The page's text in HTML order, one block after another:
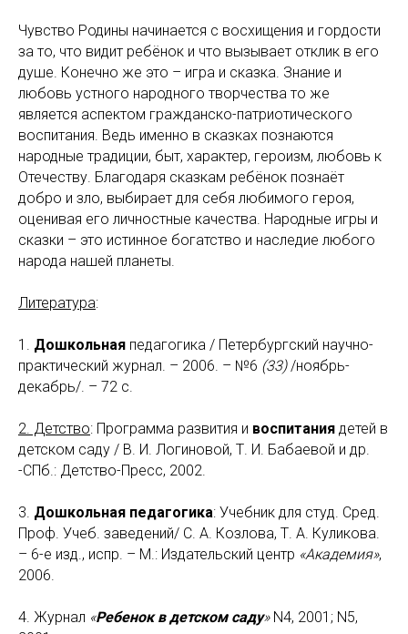
Чувство Родины начинается с восхищения и гордости
за то, что видит ребёнок и что вызывает отклик в его
душе. Конечно же это – игра и сказка. Знание и
любовь устного народного творчества то же
является аспектом гражданско-патриотического
воспитания. Ведь именно в сказках познаются
народные традиции, быт, характер, героизм, любовь к
Отечеству. Благодаря сказкам ребёнок познаёт
добро и зло, выбирает для себя любимого героя,
оценивая его личностные качества. Народные игры и
сказки – это истинное богатство и наследие любого
народа нашей планеты.
Литература:
1. Дошкольная педагогика / Петербургский научно-
практический журнал. – 2006. – №6 (33)/ноябрь-
декабрь/. – 72 с.
2. Детство: Программа развития и воспитания детей в
детском саду / В. И. Логиновой, Т. И. Бабаевой и др.
-СПб.: Детство-Пресс, 2002.
3. Дошкольная педагогика: Учебник для студ. Сред.
Проф. Учеб. заведений/ С. А. Козлова, Т. А. Куликова.
– 6-е изд., испр. – М.: Издательский центр «Академия»,
2006.
4. Журнал «Ребенок в детском саду»N4, 2001; N5,